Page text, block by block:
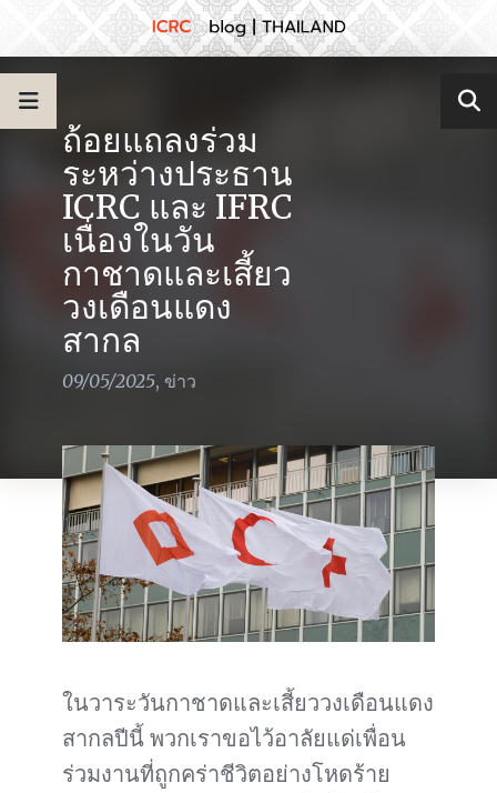
ถ้อยแถลงร่วม
ระหว่างประธาน
ICRC และ IFRC
เนื่องในวัน
กาชาดและเสี้ยว
วงเดือนแดง
สากล
09/05/2025, ข่าว
ในวาระวันกาชาดและเสี้ยววงเดือนแดง
สากลปีนี้ พวกเราขอไว้อาลัยแด่เพื่อน
ร่วมงานที่ถูกคร่าชีวิตอย่างโหดร้าย